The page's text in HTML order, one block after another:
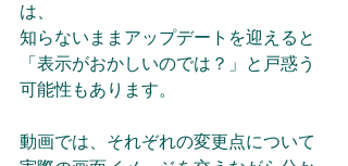
は、
知らないままアップデートを迎えると
「表示がおかしいのでは？」と戸惑う
可能性もあります。
動画では、それぞれの変更点について